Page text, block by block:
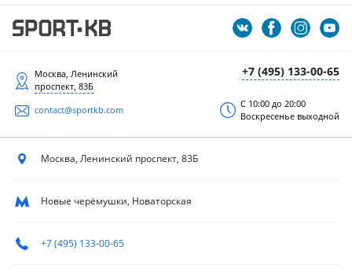
+7 (495) 133-00-65
Москва, Ленинский
проспект, 83Б
contact@sportkb.com
С 10:00 до 20:00
Воскресенье выходной
Москва, Ленинский проспект, 83Б
Новые черёмушки, Новаторская
+7 (495) 133-00-65